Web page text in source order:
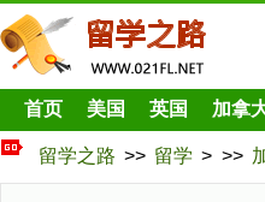
首页 美国 英国 加拿
留学之路 >> 留学 > >>